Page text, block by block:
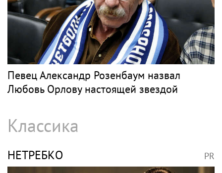
СЛЕПАКОВ
SHOT: комик Слепаков переписал свои